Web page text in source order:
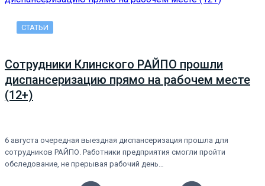
СТАТЬИ
Сотрудники Клинского РАЙПО прошли
диспансеризацию прямо на рабочем месте
(12+)
6 августа очередная выездная диспансеризация прошла для
сотрудников РАЙПО. Работники предприятия смогли пройти
обследование, не прерывая рабочий день…